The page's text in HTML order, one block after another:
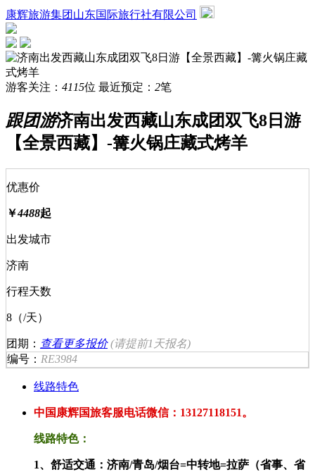
康辉旅游集团山东国际旅行社有限公司
游客关注： 4115位 最近预定： 2笔
跟团游济南出发西藏山东成团双飞8日游
【全景西藏】-篝火锅庄藏式烤羊
优惠价
￥4488起
出发城市
济南
行程天数
8（/天）
团期： 查看更多报价 (请提前1天报名)
编号： RE3984
线路特色
中国康辉国旅客服电话微信：13127118151。
线路特色：
1、舒适交通：济南/青岛/烟台=中转地=拉萨（省事、省